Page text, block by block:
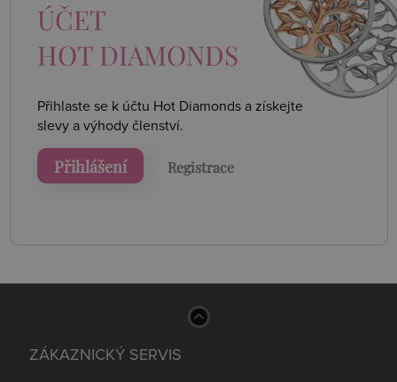
ÚČET
HOT DIAMONDS
Přihlaste se k účtu Hot Diamonds a získejte
slevy a výhody členství.
Přihlášení Registrace
ZÁKAZNICKÝ SERVIS